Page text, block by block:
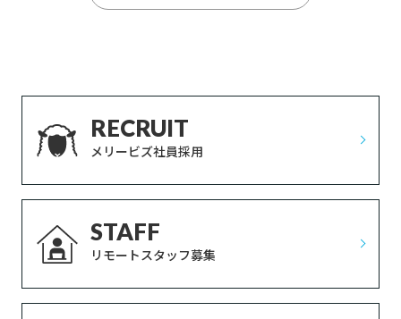
RECRUIT
メリービズ社員採用
STAFF
リモートスタッフ募集